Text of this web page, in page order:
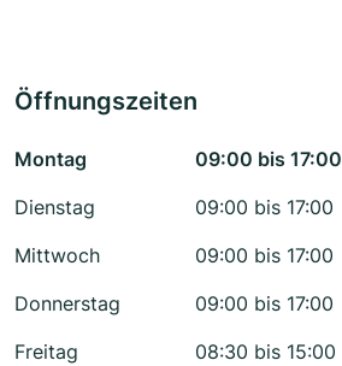
Öffnungszeiten
Montag
09:00 bis 17:00
Dienstag
09:00 bis 17:00
Mittwoch
09:00 bis 17:00
Donnerstag
09:00 bis 17:00
Freitag
08:30 bis 15:00